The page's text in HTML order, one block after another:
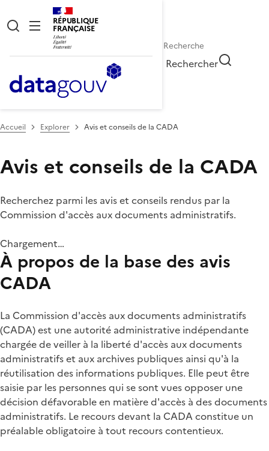
RÉPUBLIQUE
FRANÇAISE
Rechercher
Accueil Explorer Avis et conseils de la CADA
Avis et conseils de la CADA
Recherchez parmi les avis et conseils rendus par la
Commission d'accès aux documents administratifs.
Chargement…
À propos de la base des avis
CADA
La Commission d'accès aux documents administratifs
(CADA) est une autorité administrative indépendante
chargée de veiller à la liberté d'accès aux documents
administratifs et aux archives publiques ainsi qu'à la
réutilisation des informations publiques. Elle peut être
saisie par les personnes qui se sont vues opposer une
décision défavorable en matière d'accès à des documents
administratifs. Le recours devant la CADA constitue un
préalable obligatoire à tout recours contentieux.